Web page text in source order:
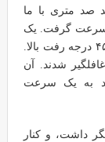
صد متری با ما
سرعت گرفت. یک
دفعه انگار کشیده شد و بعد هم رفت. با زاویه‌ی ۴۵ درجه رفت بالا.
شدند. آن
به یک سرعت
داشت، و کنار